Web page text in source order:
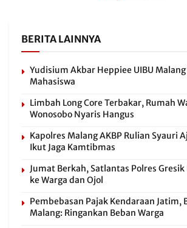
BERITA LAINNYA
Yudisium Akbar Heppiee UIBU
Mahasiswa
Limbah Long Core Terbakar, Rumah
Wonosobo Nyaris Hangus
Kapolres Malang AKBP Rulian Syauri
Ikut Jaga Kamtibmas
Jumat Berkah, Satlantas Polres Gresik
ke Warga dan Ojol
Pembebasan Pajak Kendaraan Jatim,
Malang: Ringankan Beban Warga